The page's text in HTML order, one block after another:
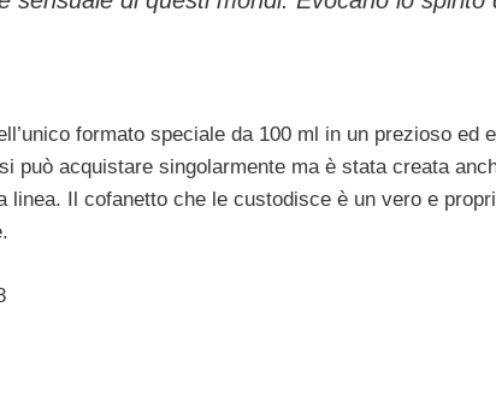
formato speciale da 100 ml in un prezioso ed
può acquistare singolarmente ma è stata creata
linea. Il cofanetto che le custodisce è un vero e